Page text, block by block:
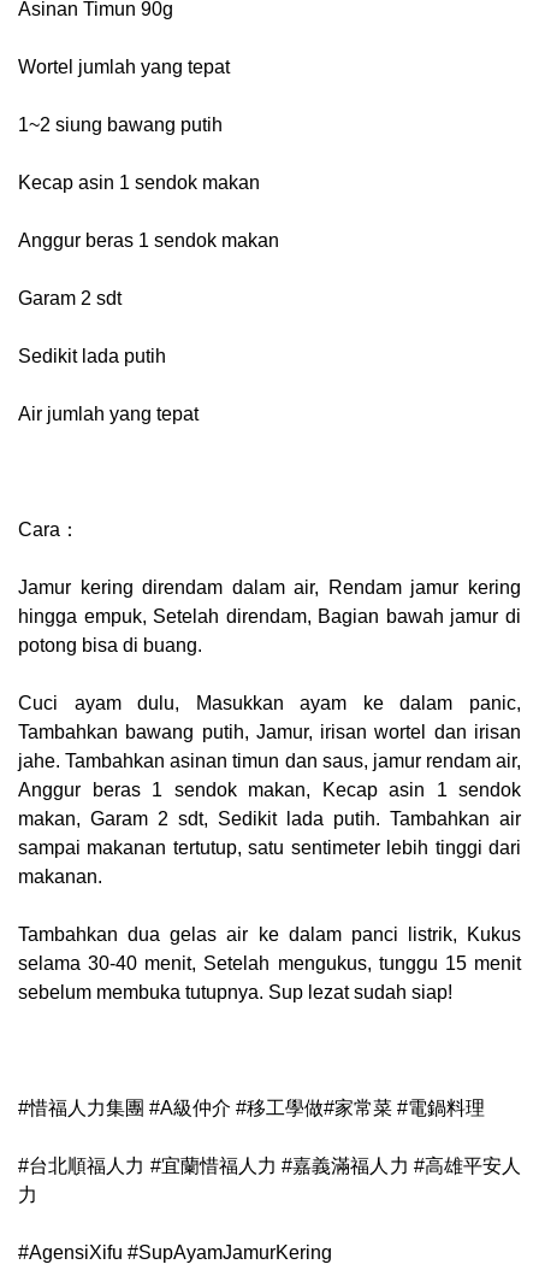
Asinan Timun 90g
Wortel jumlah yang tepat
1~2 siung bawang putih
Kecap asin 1 sendok makan
Anggur beras 1 sendok makan
Garam 2 sdt
Sedikit lada putih
Air jumlah yang tepat
Cara：
Jamur kering direndam dalam air, Rendam jamur kering
hingga empuk, Setelah direndam, Bagian bawah jamur di
potong bisa di buang.
Cuci ayam dulu, Masukkan ayam ke dalam panic,
Tambahkan bawang putih, Jamur, irisan wortel dan irisan
jahe. Tambahkan asinan timun dan saus, jamur rendam air,
Anggur beras 1 sendok makan, Kecap asin 1 sendok
makan, Garam 2 sdt, Sedikit lada putih. Tambahkan air
sampai makanan tertutup, satu sentimeter lebih tinggi dari
makanan.
Tambahkan dua gelas air ke dalam panci listrik, Kukus
selama 30-40 menit, Setelah mengukus, tunggu 15 menit
sebelum membuka tutupnya. Sup lezat sudah siap!
#惜福人力集團 #A級仲介 #移工學做#家常菜 #電鍋料理
#台北順福人力 #宜蘭惜福人力 #嘉義滿福人力 #高雄平安人
力
#AgensiXifu #SupAyamJamurKering